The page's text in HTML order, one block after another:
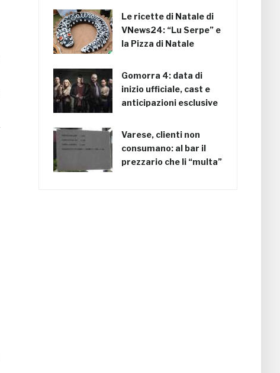
Le ricette di Natale di
VNews24: “Lu Serpe” e
la Pizza di Natale
Gomorra 4: data di
inizio ufficiale, cast e
anticipazioni esclusive
Varese, clienti non
consumano: al bar il
prezzario che li “multa”